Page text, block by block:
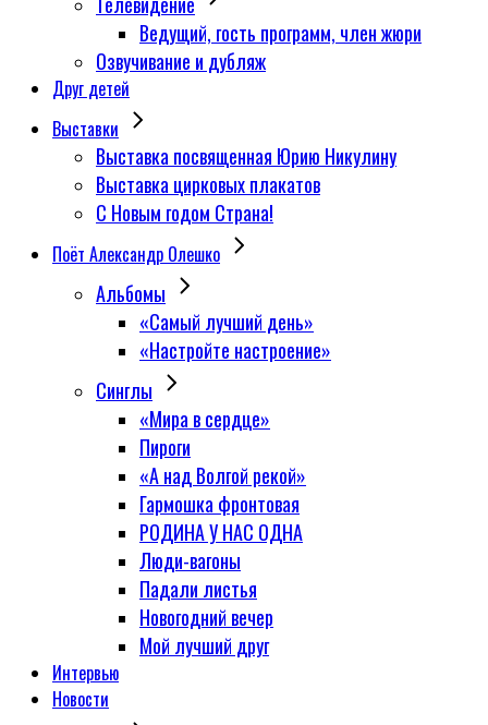
Ведущий, гость программ, член жюри
Озвучивание и дубляж
Друг детей
Выставки
Выставка посвященная Юрию Никулину
Выставка цирковых плакатов
С Новым годом Страна!
Поёт Александр Олешко
Альбомы
«Самый лучший день»
«Настройте настроение»
Синглы
«Мира в сердце»
Пироги
«А над Волгой рекой»
Гармошка фронтовая
РОДИНА У НАС ОДНА
Люди-вагоны
Падали листья
Новогодний вечер
Мой лучший друг
Интервью
Новости